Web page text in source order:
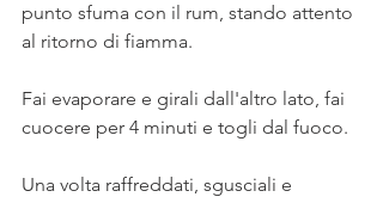
punto sfuma con il rum, stando attento
al ritorno di fiamma.
Fai evaporare e girali dall'altro lato, fai
cuocere per 4 minuti e togli dal fuoco.
Una volta raffreddati, sgusciali e